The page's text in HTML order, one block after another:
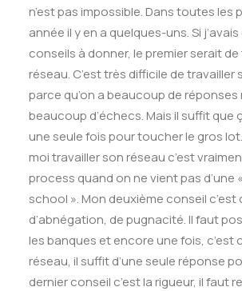
n’est pas impossible. Dans toutes les
année il y en a quelques-uns. Si
conseils à donner, le premier serait
réseau. C’est très difficile de travailler
parce qu’on a beaucoup de réponses
beaucoup d’échecs. Mais il suffit
une seule fois pour toucher le gros
moi travailler son réseau c’est
process quand on ne vient pas d’une
school ». Mon deuxième conseil c’est
d’abnégation, de pugnacité. Il faut
les banques et encore une fois, c’est
réseau, il suffit d’une seule réponse
dernier conseil c’est la rigueur, il faut